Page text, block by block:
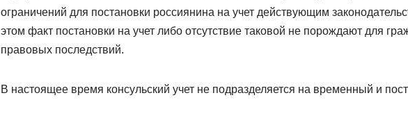
ограничений для постановки россиянина на учет действующим
этом факт постановки на учет либо отсутствие таковой не порождают для
правовых последствий.
В настоящее время консульский учет не подразделяется на временный и